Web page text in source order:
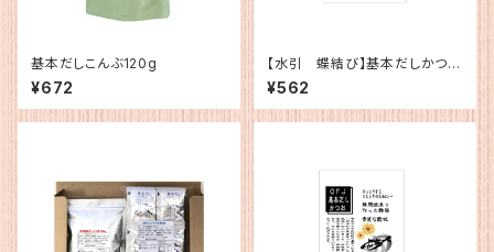
基本だしこんぶ120g
¥672
【水引 蝶結び】基本だしかつお
（5g×12）
¥562